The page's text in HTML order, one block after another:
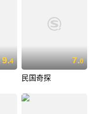
9.4 7.0
民国奇探